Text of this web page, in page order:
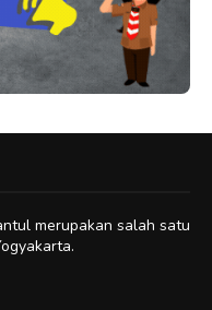
merupakan salah satu